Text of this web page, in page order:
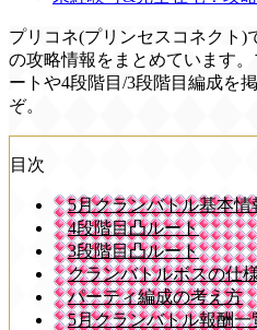
プリコネ(プリンセスコネクト)
の攻略情報をまとめています
ートや4段階目/3段階目編成を
ぞ。
目次
5月クランバトル基本情
4段階目凸ルート
3段階目凸ルート
クランバトルボスの仕
パーティ編成の考え方
5月クランバトル報酬一